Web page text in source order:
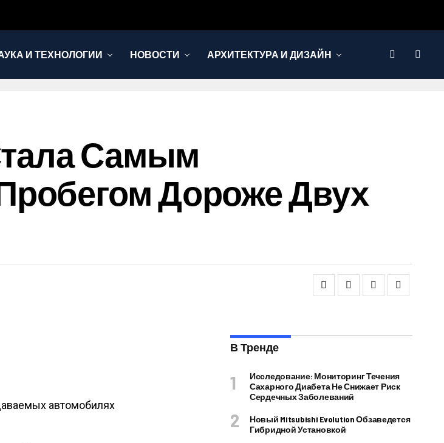
И ТЕХНОЛОГИИ НОВОСТИ АРХИТЕКТУРА И ДИЗАЙН
Самым
Дороже Двух
автомобилях
В Тренде
Исследование: Мониторинг Течения
Сахарного Диабета Не Снижает Риск
Сердечных Заболеваний
Новый Mitsubishi Evolution Обзаведется
Гибридной Установкой